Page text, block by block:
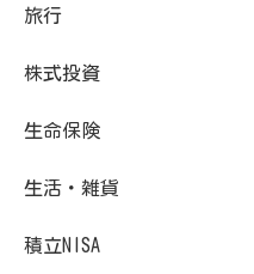
旅行
株式投資
生命保険
生活・雑貨
積立NISA